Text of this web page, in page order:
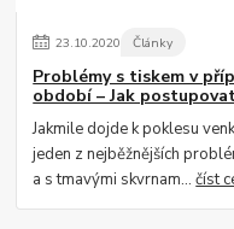
23.10.2020 Články
Problémy s tiskem v
období – Jak
Jakmile dojde k poklesu
jeden z nejběžnějších
a s tmavými skvrnam...číst